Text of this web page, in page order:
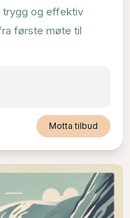
trygg og effektiv
første møte til
Motta tilbud